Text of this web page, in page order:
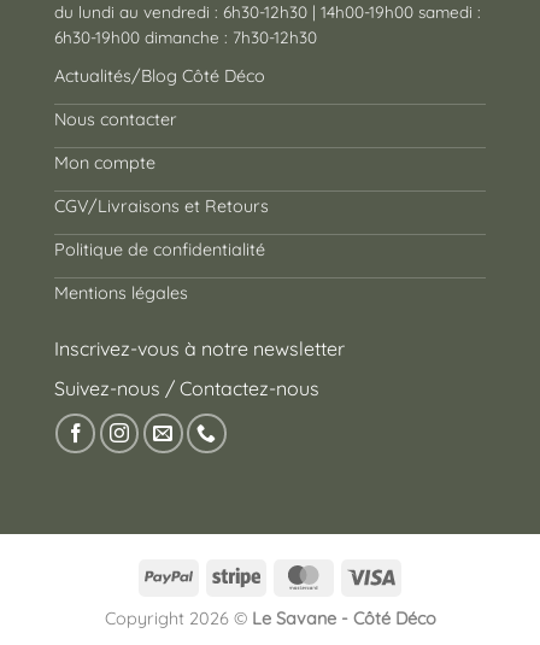
du lundi au vendredi : 6h30-12h30 | 14h00-19h00 samedi :
6h30-19h00 dimanche : 7h30-12h30
Actualités/Blog Côté Déco
Nous contacter
Mon compte
CGV/Livraisons et Retours
Politique de confidentialité
Mentions légales
Inscrivez-vous à notre newsletter
Suivez-nous / Contactez-nous
PayPal Stripe MasterCard
Visa
Copyright 2026 © Le Savane - Côté Déco